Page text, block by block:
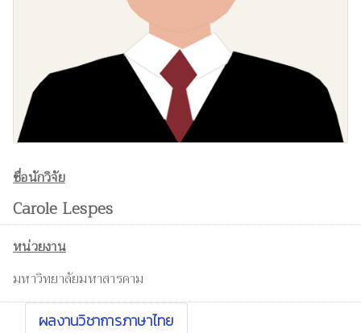
ชื่อนักวิจัย
Carole Lespes
หน่วยงาน
มหาวิทยาลัยมหาสารคาม
ผลงานวิชาการภาษาไทย